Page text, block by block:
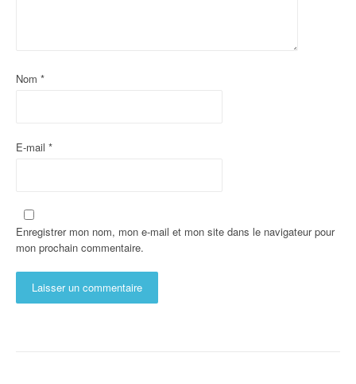
Nom *
E-mail *
Enregistrer mon nom, mon e-mail et mon site dans le navigateur pour
mon prochain commentaire.